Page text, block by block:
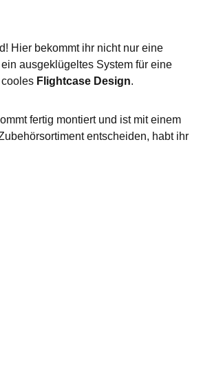
Hier bekommt ihr nicht nur eine
ausgeklügeltes System für eine
Flightcase Design.
fertig montiert und ist mit einem
entscheiden, habt ihr